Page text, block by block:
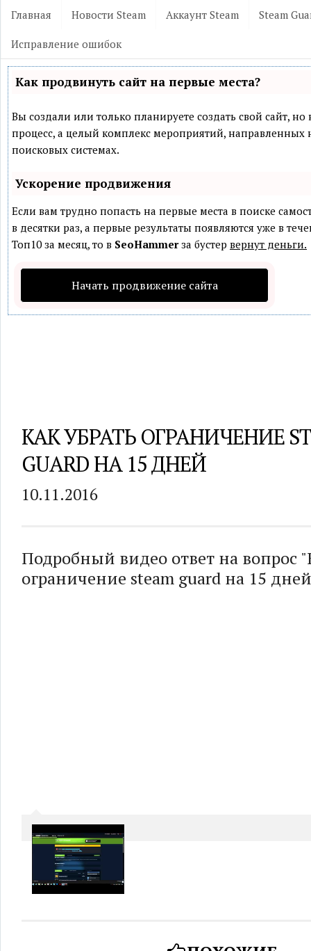
Главная Новости Steam Аккаунт Steam Steam
Исправление ошибок
Как продвинуть сайт на первые места?
Вы создали или только планируете создать свой сайт,
процесс, а целый комплекс мероприятий,
поисковых системах.
Ускорение продвижения
Если вам трудно попасть на первые места в поиске
в десятки раз, а первые результаты появляются уже в
Топ10 за месяц, то в SeoHammerза бустер вернут деньги.
Начать продвижение сайта
КАК УБРАТЬ ОГРАНИЧЕНИЕ
GUARD НА 15 ДНЕЙ
10.11.2016
Подробный видео ответ на вопрос
ограничение steam guard на 15